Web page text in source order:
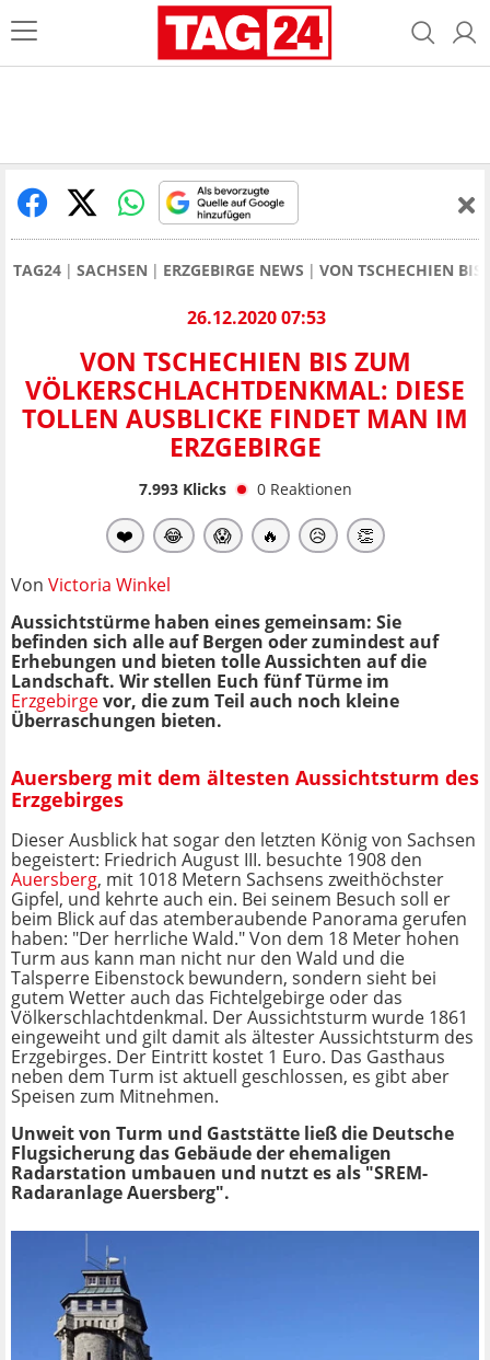
TAG24 SACHSEN ERZGEBIRGE NEWS VON TSCHECHIEN
26.12.2020 07:53
VON TSCHECHIEN BIS ZUM
VÖLKERSCHLACHTDENKMAL: DIESE
TOLLEN AUSBLICKE FINDET MAN IM
ERZGEBIRGE
7.993Klicks 0 Reaktionen
❤️ 😂 😱 🔥 😥 👏
Von Victoria Winkel
Aussichtstürme haben eines gemeinsam: Sie
befinden sich alle auf Bergen oder zumindest auf
Erhebungen und bieten tolle Aussichten auf die
Landschaft. Wir stellen Euch fünf Türme im
Erzgebirgevor, die zum Teil auch noch kleine
Überraschungen bieten.
Auersberg mit dem ältesten Aussichtsturm des
Erzgebirges
Dieser Ausblick hat sogar den letzten König von Sachsen
begeistert: Friedrich August III. besuchte 1908 den
Auersberg, mit 1018 Metern Sachsens zweithöchster
Gipfel, und kehrte auch ein. Bei seinem Besuch soll er
beim Blick auf das atemberaubende Panorama gerufen
haben: "Der herrliche Wald." Von dem 18 Meter hohen
Turm aus kann man nicht nur den Wald und die
Talsperre Eibenstock bewundern, sondern sieht bei
gutem Wetter auch das Fichtelgebirge oder das
Völkerschlachtdenkmal. Der Aussichtsturm wurde 1861
eingeweiht und gilt damit als ältester Aussichtsturm des
Erzgebirges. Der Eintritt kostet 1 Euro. Das Gasthaus
neben dem Turm ist aktuell geschlossen, es gibt aber
Speisen zum Mitnehmen.
Unweit von Turm und Gaststätte ließ die Deutsche
Flugsicherung das Gebäude der ehemaligen
Radarstation umbauen und nutzt es als "SREM-
Radaranlage Auersberg".